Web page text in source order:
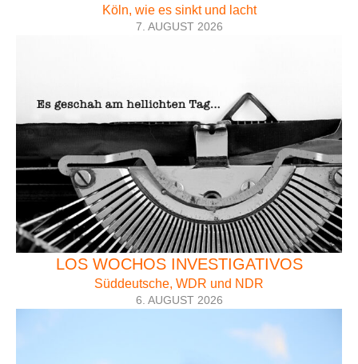
Köln, wie es sinkt und lacht
7. AUGUST 2026
LOS WOCHOS INVESTIGATIVOS
Süddeutsche, WDR und NDR
6. AUGUST 2026